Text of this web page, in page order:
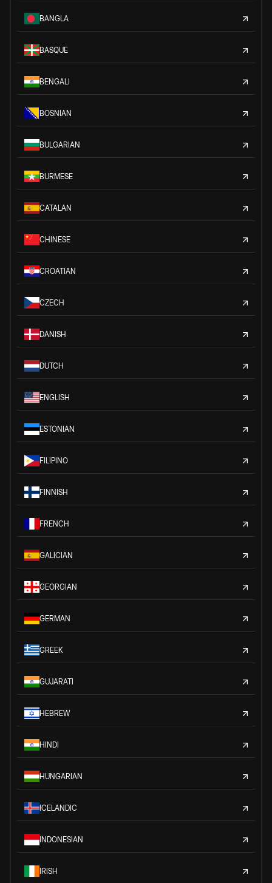
BANGLA
BASQUE
BENGALI
BOSNIAN
BULGARIAN
BURMESE
CATALAN
CHINESE
CROATIAN
CZECH
DANISH
DUTCH
ENGLISH
ESTONIAN
FILIPINO
FINNISH
FRENCH
GALICIAN
GEORGIAN
GERMAN
GREEK
GUJARATI
HEBREW
HINDI
HUNGARIAN
ICELANDIC
INDONESIAN
IRISH